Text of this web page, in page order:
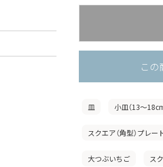
この
皿 小皿（13〜
スクエア（角型）プレー
大つぶいちご ス